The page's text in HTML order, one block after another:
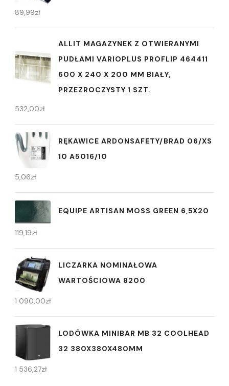
89,99zł
ALLIT MAGAZYNEK Z OTWIERANYMI
PUDŁAMI VARIOPLUS PROFLIP 464411
600 X 240 X 200 MM BIAŁY,
PRZEZROCZYSTY 1 SZT.
532,00zł
RĘKAWICE ARDONSAFETY/BRAD 06/XS
10 A5016/10
5,06zł
EQUIPE ARTISAN MOSS GREEN 6,5X20
119,19zł
LICZARKA NOMINAŁOWA
WARTOŚCIOWA 8200
1 090,00zł
LODÓWKA MINIBAR MB 32 COOLHEAD
32 380X380X480MM
1 536,27zł